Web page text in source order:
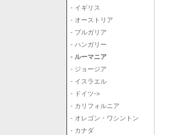
- イギリス
- オーストリア
- ブルガリア
- ハンガリー
- ルーマニア
- ジョージア
- イスラエル
- ドイツ->
- カリフォルニア
- オレゴン・ワシントン
- カナダ